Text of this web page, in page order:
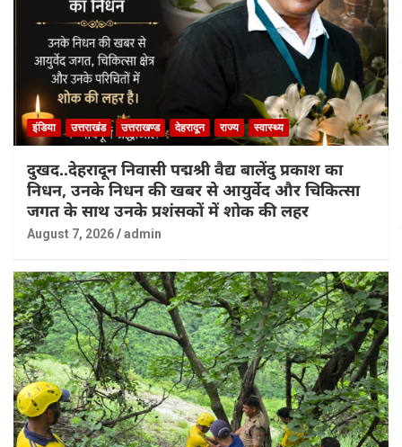
इंडिया उत्तराखंड उत्तराखण्ड देहरादून राज्य स्वास्थ्य
दुखद..देहरादून निवासी पद्मश्री वैद्य बालेंदु प्रकाश का
निधन, उनके निधन की खबर से आयुर्वेद और चिकित्सा
जगत के साथ उनके प्रशंसकों में शोक की लहर
August 7, 2026 admin